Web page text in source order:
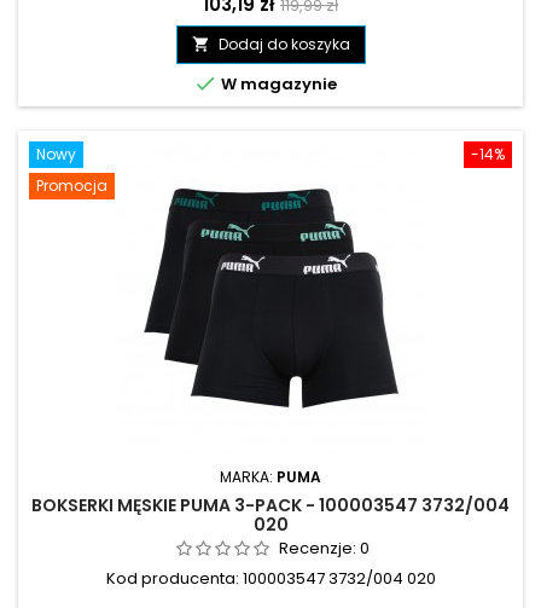
podstawowa
119,99 zł
 Dodaj do koszyka
 W magazynie
-14%
Nowy
Promocja
MARKA: PUMA
BOKSERKI MĘSKIE PUMA 3-PACK - 100003547 3732/004
020
Recenzje: 0
Kod producenta: 100003547 3732/004 020